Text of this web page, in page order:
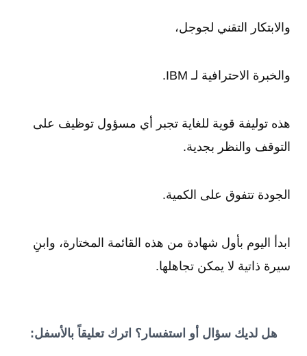
والابتكار التقني لجوجل،
والخبرة الاحترافية لـ IBM.
هذه توليفة قوية للغاية تجبر أي مسؤول توظيف على
التوقف والنظر بجدية.
الجودة تتفوق على الكمية.
ابدأ اليوم بأول شهادة من هذه القائمة المختارة، وابنِ
سيرة ذاتية لا يمكن تجاهلها.
هل لديك سؤال أو استفسار؟ اترك تعليقاً بالأسفل: